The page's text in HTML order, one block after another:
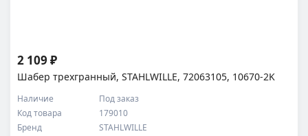
Шабер трехгранный, STAHLWILLE, 72063105, 10670-2K
Код товара 179010
Наличие Под заказ
Бренд STAHLWILLE
2 109 ₽